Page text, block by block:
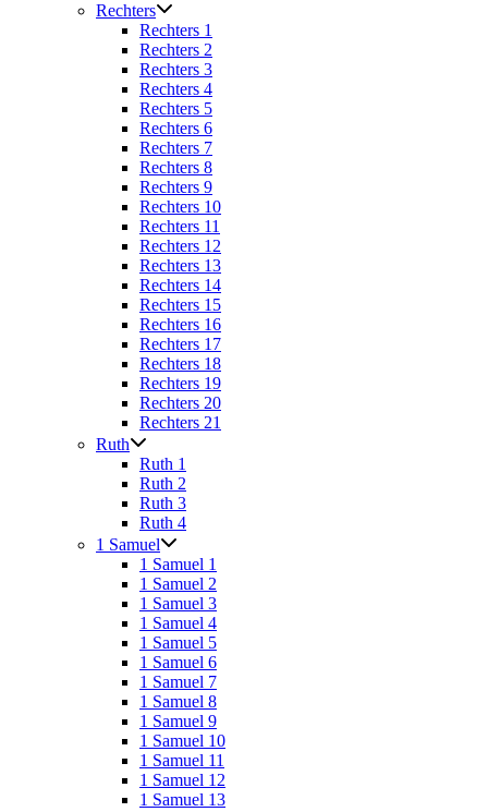
Rechters
Rechters 1
Rechters 2
Rechters 3
Rechters 4
Rechters 5
Rechters 6
Rechters 7
Rechters 8
Rechters 9
Rechters 10
Rechters 11
Rechters 12
Rechters 13
Rechters 14
Rechters 15
Rechters 16
Rechters 17
Rechters 18
Rechters 19
Rechters 20
Rechters 21
Ruth
Ruth 1
Ruth 2
Ruth 3
Ruth 4
1 Samuel
1 Samuel 1
1 Samuel 2
1 Samuel 3
1 Samuel 4
1 Samuel 5
1 Samuel 6
1 Samuel 7
1 Samuel 8
1 Samuel 9
1 Samuel 10
1 Samuel 11
1 Samuel 12
1 Samuel 13